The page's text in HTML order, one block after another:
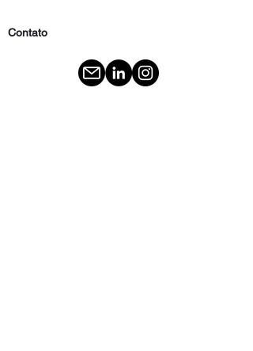
Contato